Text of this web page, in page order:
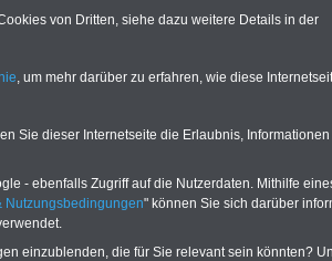
MwSt.):Wissenswertesfür
in Bund und Ländern
Ratgeber sind übersichtlich
gegliedert und erläutern
Sachverhalte verständlich.
DasBEHÖRDEN-ABO >>>
von Dritten, siehe dazu weitere Details in der
, um mehr darüber zu erfahren, wie diese
Sie dieser Internetseite die Erlaubnis,
- ebenfalls Zugriff auf die Nutzerdaten. Mithilfe
Nutzungsbedingungen" können Sie sich darüber
einzublenden, die für Sie relevant sein könnten?